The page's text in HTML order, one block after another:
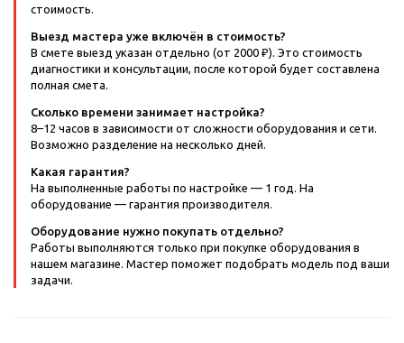
стоимость.
Выезд мастера уже включён в стоимость?
В смете выезд указан отдельно (от 2000 ₽). Это стоимость
диагностики и консультации, после которой будет составлена
полная смета.
Сколько времени занимает настройка?
8–12 часов в зависимости от сложности оборудования и сети.
Возможно разделение на несколько дней.
Какая гарантия?
На выполненные работы по настройке — 1 год. На
оборудование — гарантия производителя.
Оборудование нужно покупать отдельно?
Работы выполняются только при покупке оборудования в
нашем магазине. Мастер поможет подобрать модель под ваши
задачи.